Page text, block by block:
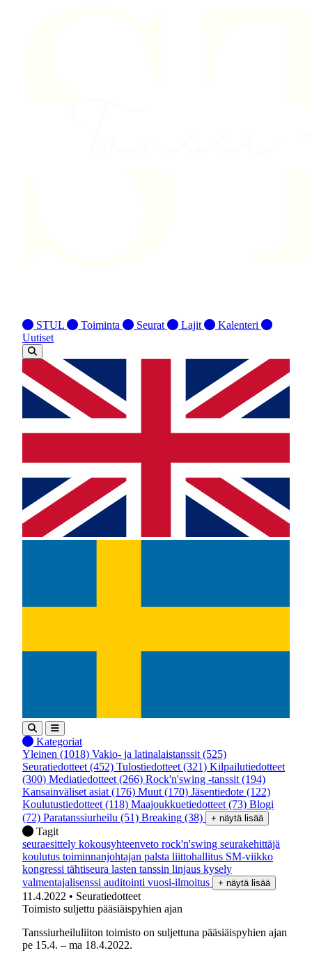
STUL Toiminta Seurat Lajit
Kalenteri
Uutiset
Kategoriat
Yleinen (1018) Vakio- ja latinalaistanssit (525)
Seuratiedotteet (452) Tulostiedotteet (321) Kilpailutiedotteet
(300) Mediatiedotteet (266) Rock'n'swing -tanssit (194)
Kansainväliset asiat (176) Muut (170) Jäsentiedote (122)
Koulutustiedotteet (118) Maajoukkuetiedotteet (73) Blogi
(72) Paratanssiurheilu (51) Breaking (38) + näytä lisää
Tagit
seuraesittely kokousyhteenveto rock'n'swing seurakehittäjä
koulutus toiminnanjohtajan palsta liittohallitus SM-viikko
kongressi tähtiseura lasten tanssin linjaus kysely
valmentajalisenssi auditointi vuosi-ilmoitus + näytä lisää
11.4.2022 • Seuratiedotteet
Toimisto suljettu pääsiäispyhien ajan
Tanssiurheiluliiton toimisto on suljettuna pääsiäispyhien ajan
pe 15.4. – ma 18.4.2022.